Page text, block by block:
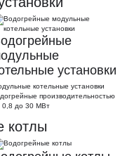
установки
котельные установки
производительностью
0,8 до 30 МВт
котлы